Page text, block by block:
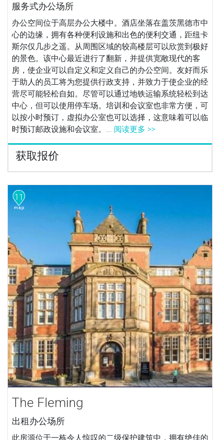
服务式办公场所
办公空间位于高层办公大楼中。酒店坐落在盖茨黑德市中
心的边缘，拥有各种便利设施和出色的便利交通，距纽卡
斯尔仅几步之遥。从周围区域的较高楼层可以欣赏到极好
的景色。该中心最近进行了翻新，并提供宽敞现代的客
房，使企业可以自定义和定义自己的办公空间。友好而乐
于助人的员工将为您提供行政支持，并致力于使企业的经
营尽可能轻松自如。尽管可以通过地铁运输系统轻松到达
中心，但可以使用停车场。培训和会议室也非常方便，可
以按小时预订，虚拟办公室也可以选择，这意味着可以临
时预订邮政设施和会议室。... 阅读更多 >>
获取报价
11
The Fleming
出租办公场所
此房源位于一栋令人惊叹的二级保护建筑中，拥有绝佳的